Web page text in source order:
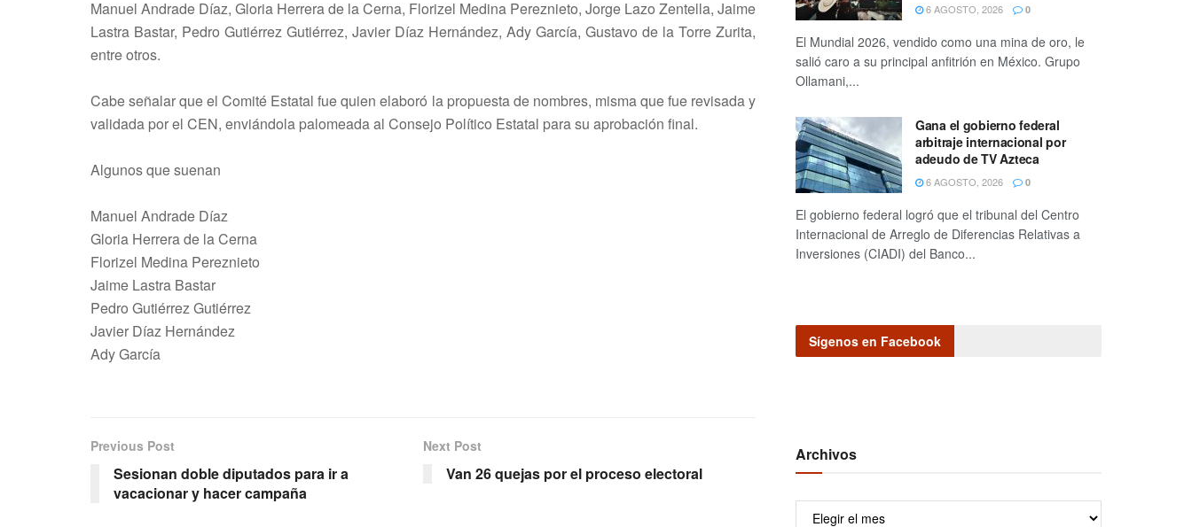
Manuel Andrade Díaz, Gloria Herrera de la Cerna, Florizel Medina Pereznieto, Jorge Lazo Zentella, Jaime
Lastra Bastar, Pedro Gutiérrez Gutiérrez, Javier Díaz Hernández, Ady García, Gustavo de la Torre Zurita,
entre otros.
Cabe señalar que el Comité Estatal fue quien elaboró la propuesta de nombres, misma que fue revisada y
validada por el CEN, enviándola palomeada al Consejo Político Estatal para su aprobación final.
Algunos que suenan
Manuel Andrade Díaz
Gloria Herrera de la Cerna
Florizel Medina Pereznieto
Jaime Lastra Bastar
Pedro Gutiérrez Gutiérrez
Javier Díaz Hernández
Ady García
Previous Post
Sesionan doble diputados para ir a
vacacionar y hacer campaña
Next Post
Van 26 quejas por el proceso electoral
6 AGOSTO, 2026 0
El Mundial 2026, vendido como una mina de oro, le
salió caro a su principal anfitrión en México. Grupo
Ollamani,...
Gana el gobierno federal
arbitraje internacional por
adeudo de TV Azteca
6 AGOSTO, 2026 0
El gobierno federal logró que el tribunal del Centro
Internacional de Arreglo de Diferencias Relativas a
Inversiones (CIADI) del Banco...
Sígenos en Facebook
Archivos
Archivos